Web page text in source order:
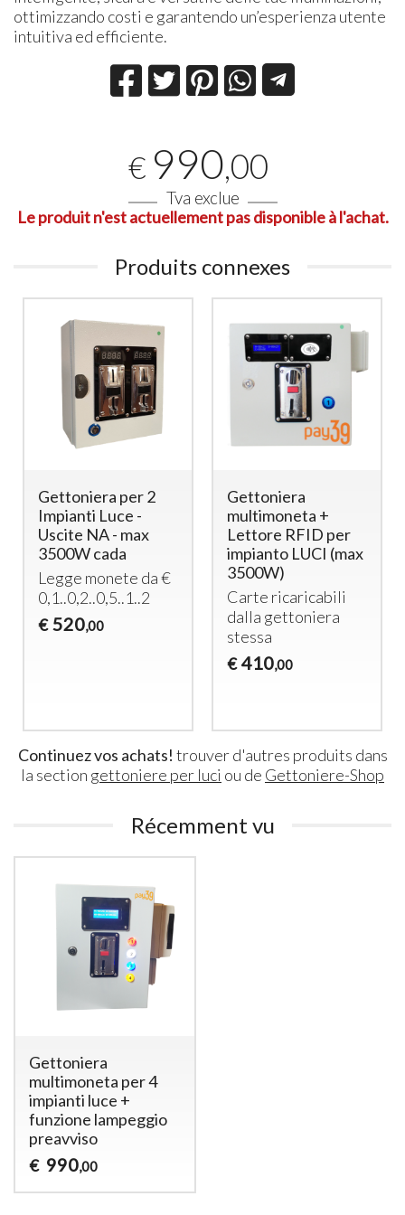
ottimizzando costi e garantendo un’esperienza utente
intuitiva ed efficiente.
€ 990,00
Tva exclue
Le produit n'est actuellement pas disponible à l'achat.
Produits connexes
Gettoniera per 2
Impianti Luce -
Uscite NA - max
3500W cada
Legge monete da €
0,1..0,2..0,5..1..2
€ 520,00
Gettoniera
multimoneta +
Lettore RFID per
impianto LUCI (max
3500W)
Carte ricaricabili
dalla gettoniera
stessa
€ 410,00
Continuez vos achats! trouver d'autres produits dans
la section gettoniere per luci ou de Gettoniere-Shop
Récemment vu
Gettoniera
multimoneta per 4
impianti luce +
funzione lampeggio
preavviso
€ 990,00